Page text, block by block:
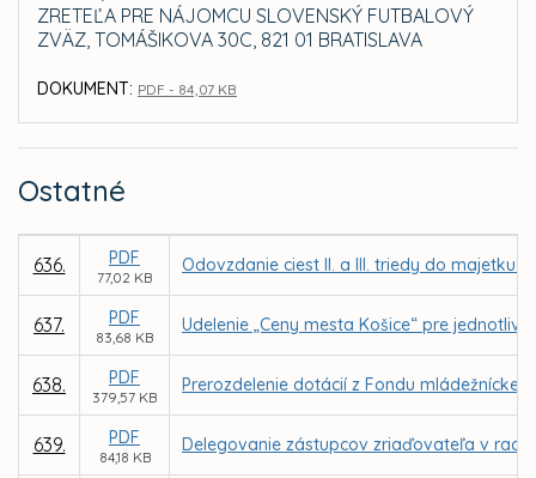
ZRETEĽA PRE NÁJOMCU SLOVENSKÝ FUTBALOVÝ
ZVÄZ, TOMÁŠIKOVA 30C, 821 01 BRATISLAVA
DOKUMENT: PDF - 84,07 KB
Ostatné
636. PDF
77,02 KB
Odovzdanie ciest II. a III. triedy do majetku
637. PDF
83,68 KB
Udelenie „Ceny mesta Košice“ pre
638. PDF
379,57 KB
Prerozdelenie dotácií z Fondu
639. PDF
84,18 KB
Delegovanie zástupcov zriaďovateľa v